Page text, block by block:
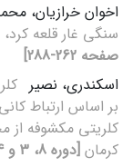
اخوان خرازیان،
سنگی غار قلعه
صفحه 262-288]
اسکندری، نصیر
بر اساس ارتباط
کلریتی مکشوفه از
کرمان [دوره 8، 3 و 4، 1401، صفحه 289-315]